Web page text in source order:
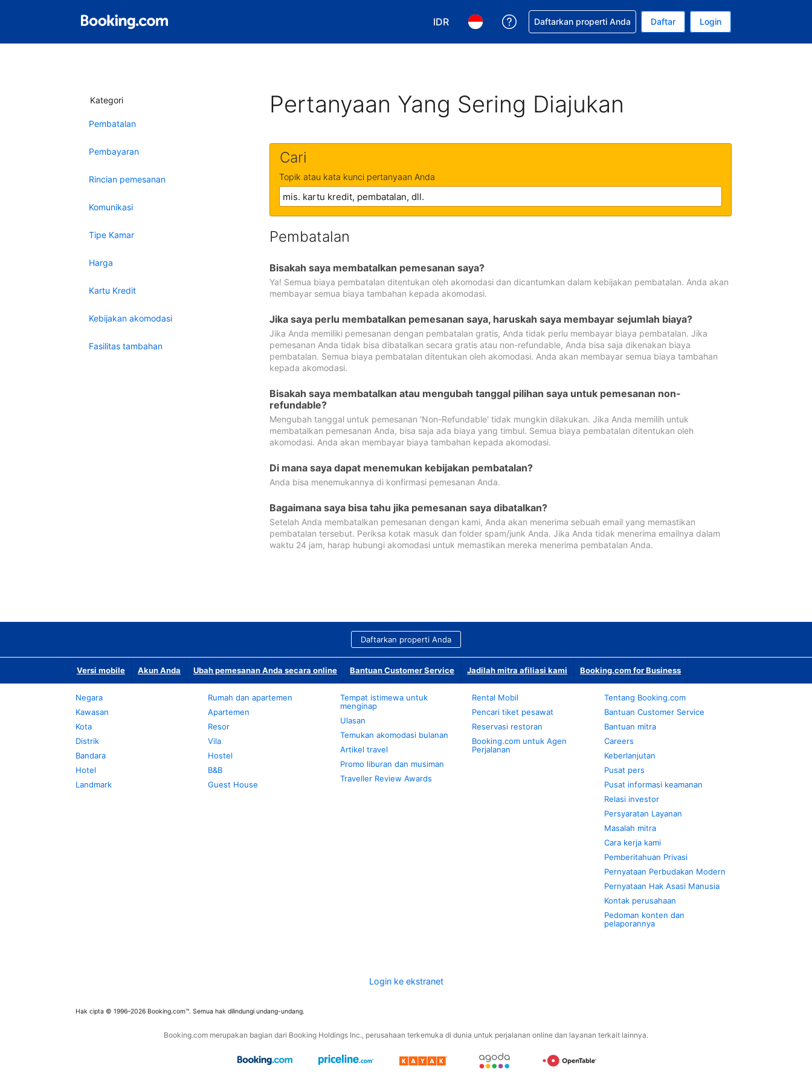
IDR
Pilih mata uang Anda. Mata uang Anda saat ini adalah Rupiah Indonesia
Pilih bahasa Anda. Bahasa Anda saat ini adalah Bahasa Indonesia
Dapatkan bantuan untuk pemesanan Anda
Daftarkan properti Anda Daftar Login
Kategori
Pembatalan
Pembayaran
Rincian pemesanan
Komunikasi
Tipe Kamar
Harga
Kartu Kredit
Kebijakan akomodasi
Fasilitas tambahan
Pertanyaan Yang Sering Diajukan
Cari
Topik atau kata kunci pertanyaan Anda
Pembatalan
Bisakah saya membatalkan pemesanan saya?
Ya! Semua biaya pembatalan ditentukan oleh akomodasi dan dicantumkan dalam kebijakan pembatalan. Anda akan
membayar semua biaya tambahan kepada akomodasi.
Jika saya perlu membatalkan pemesanan saya, haruskah saya membayar sejumlah biaya?
Jika Anda memiliki pemesanan dengan pembatalan gratis, Anda tidak perlu membayar biaya pembatalan. Jika
pemesanan Anda tidak bisa dibatalkan secara gratis atau non-refundable, Anda bisa saja dikenakan biaya
pembatalan. Semua biaya pembatalan ditentukan oleh akomodasi. Anda akan membayar semua biaya tambahan
kepada akomodasi.
Bisakah saya membatalkan atau mengubah tanggal pilihan saya untuk pemesanan non-
refundable?
Mengubah tanggal untuk pemesanan 'Non-Refundable' tidak mungkin dilakukan. Jika Anda memilih untuk
membatalkan pemesanan Anda, bisa saja ada biaya yang timbul. Semua biaya pembatalan ditentukan oleh
akomodasi. Anda akan membayar biaya tambahan kepada akomodasi.
Di mana saya dapat menemukan kebijakan pembatalan?
Anda bisa menemukannya di konfirmasi pemesanan Anda.
Bagaimana saya bisa tahu jika pemesanan saya dibatalkan?
Setelah Anda membatalkan pemesanan dengan kami, Anda akan menerima sebuah email yang memastikan
pembatalan tersebut. Periksa kotak masuk dan folder spam/junk Anda. Jika Anda tidak menerima emailnya dalam
waktu 24 jam, harap hubungi akomodasi untuk memastikan mereka menerima pembatalan Anda.
Daftarkan properti Anda
Versi mobile Akun Anda Ubah pemesanan Anda secara online Bantuan Customer Service Jadilah mitra afiliasi kami Booking.com for Business
Negara
Kawasan
Kota
Distrik
Bandara
Hotel
Landmark
Rumah dan apartemen
Apartemen
Resor
Vila
Hostel
B&B
Guest House
Tempat istimewa untuk
menginap
Ulasan
Temukan akomodasi bulanan
Artikel travel
Promo liburan dan musiman
Traveller Review Awards
Rental Mobil
Pencari tiket pesawat
Reservasi restoran
Booking.com untuk Agen
Perjalanan
Tentang Booking.com
Bantuan Customer Service
Bantuan mitra
Careers
Keberlanjutan
Pusat pers
Pusat informasi keamanan
Relasi investor
Persyaratan Layanan
Masalah mitra
Cara kerja kami
Pemberitahuan Privasi
Pernyataan Perbudakan Modern
Pernyataan Hak Asasi Manusia
Kontak perusahaan
Pedoman konten dan
pelaporannya
Login ke ekstranet
Hak cipta © 1996–2026 Booking.com™. Semua hak dilindungi undang-undang.
Booking.com merupakan bagian dari Booking Holdings Inc., perusahaan terkemuka di dunia untuk perjalanan online dan layanan terkait lainnya.